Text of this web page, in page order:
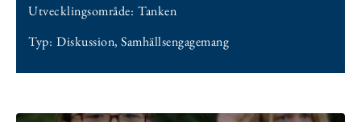
Utvecklingsområde: Tanken
Typ: Diskussion, Samhällsengagemang